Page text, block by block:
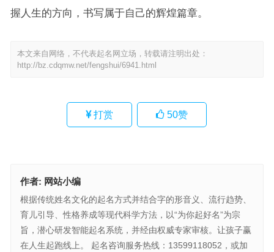
握人生的方向，书写属于自己的辉煌篇章。
本文来自网络，不代表起名网立场，转载请注明出处：
http://bz.cdqmw.net/fengshui/6941.html
打赏 50赞
作者: 网站小编
根据传统姓名文化的起名方式并结合字的形音义、流行趋势、
育儿引导、性格养成等现代科学方法，以“为你起好名”为宗
旨，潜心研发智能起名系统，并经由权威专家审核。让孩子赢
在人生起跑线上。 起名咨询服务热线：13599118052，或加